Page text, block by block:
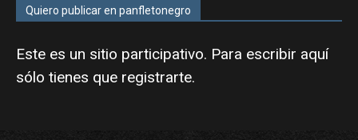
Quiero publicar en panfletonegro
Este es un sitio participativo. Para escribir aquí
sólo tienes que registrarte.